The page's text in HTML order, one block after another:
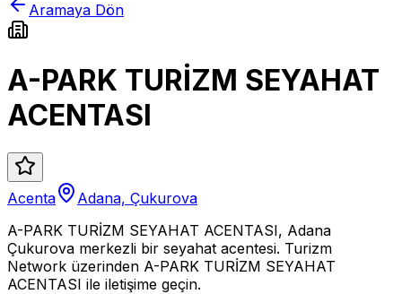
Aramaya Dön
A-PARK TURİZM SEYAHAT
ACENTASI
Acenta
Adana, Çukurova
A-PARK TURİZM SEYAHAT ACENTASI, Adana
Çukurova merkezli bir seyahat acentesi. Turizm
Network üzerinden A-PARK TURİZM SEYAHAT
ACENTASI ile iletişime geçin.